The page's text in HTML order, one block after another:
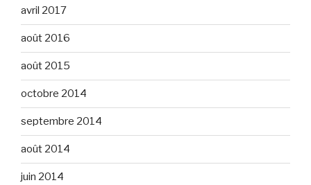
avril 2017
août 2016
août 2015
octobre 2014
septembre 2014
août 2014
juin 2014